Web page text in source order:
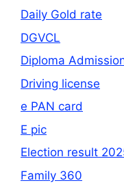
Daily Gold rate
DGVCL
Diploma
Driving license
e PAN card
E pic
Election result
Family 360